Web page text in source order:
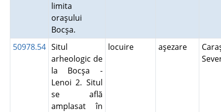
limita
oraşului
Bocşa.
50978.54 Situl
arheologic de
la Bocşa -
Lenoi 2. Situl
se află
amplasat în
locuire aşezare